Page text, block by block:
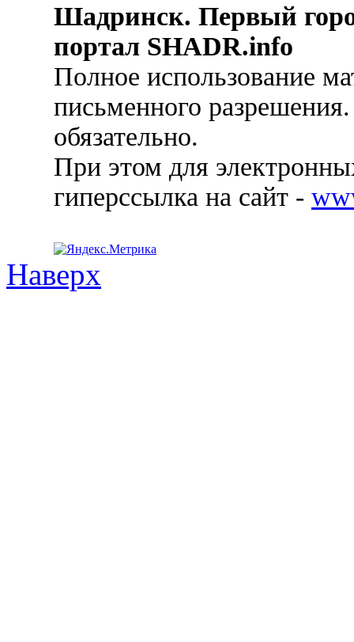
Шадринск. Первый
портал SHADR.info
Полное использование
письменного
обязательно.
При этом для
гиперссылка на сайт -
Наверх